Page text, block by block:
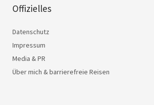
Offizielles
Datenschutz
Impressum
Media & PR
Über mich & barrierefreie Reisen